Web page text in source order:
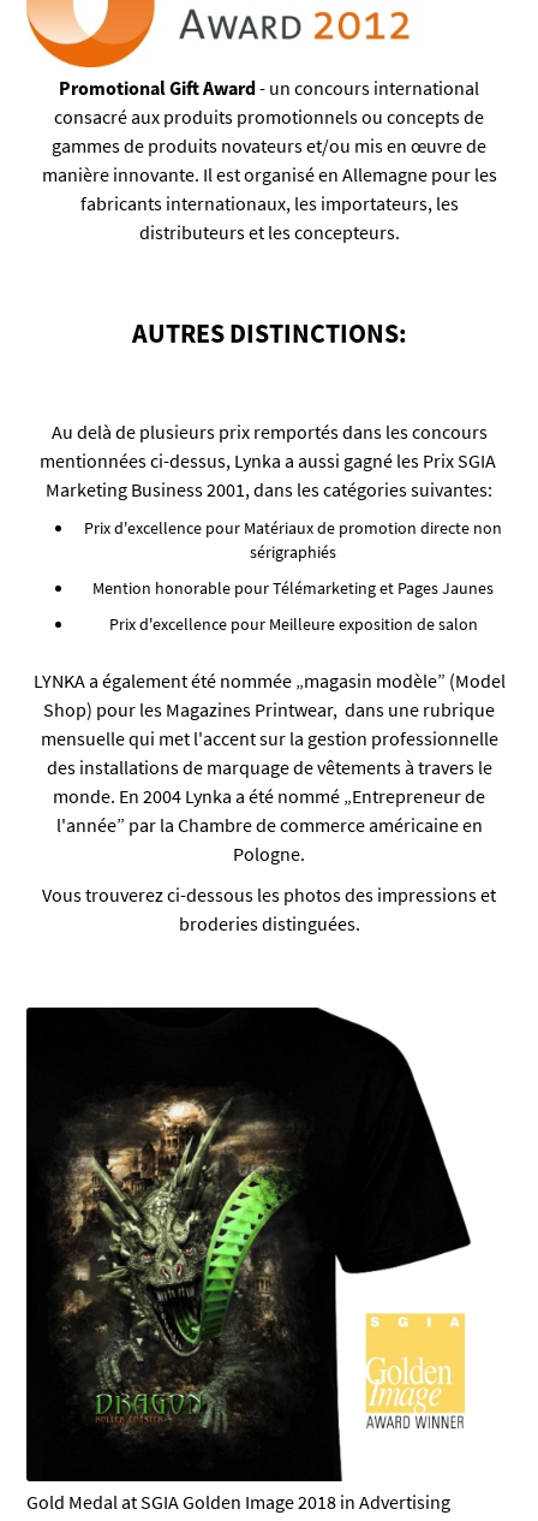
Promotional Gift Award- un concours international
consacré aux produits promotionnels ou concepts de
gammes de produits novateurs et/ou mis en œuvre de
manière innovante. Il est organisé en Allemagne pour les
fabricants internationaux, les importateurs, les
distributeurs et les concepteurs.
AUTRES DISTINCTIONS:
Au delà de plusieurs prix remportés dans les concours
mentionnées ci-dessus, Lynka a aussi gagné les Prix SGIA
Marketing Business 2001, dans les catégories suivantes:
Prix ​​d'excellence pour Matériaux de promotion directe non
sérigraphiés
Mention honorable pour Télémarketing et Pages Jaunes
Prix ​​d'excellence pour Meilleure exposition de salon
LYNKA a également été nommée „magasin modèle” (Model
Shop) pour les Magazines Printwear, dans une rubrique
mensuelle qui met l'accent sur la gestion professionnelle
des installations de marquage de vêtements à travers le
monde. En 2004 Lynka a été nommé „Entrepreneur de
l'année” par la Chambre de commerce américaine en
Pologne.
Vous trouverez ci-dessous les photos des impressions et
broderies distinguées.
Gold Medal at SGIA Golden Image 2018 in Advertising